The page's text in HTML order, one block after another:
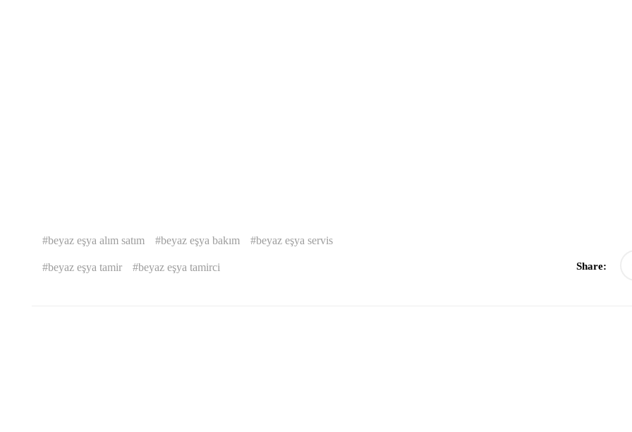
beyaz eşya alım satım beyaz eşya bakım beyaz eşya servis
beyaz eşya tamir beyaz eşya tamirci Share: